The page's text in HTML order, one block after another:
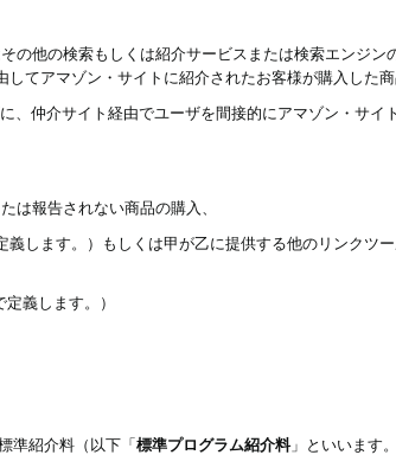
の他の検索もしくは紹介サービスまたは検索エンジン
てアマゾン・サイトに紹介されたお客様が購入した商
、仲介サイト経由でユーザを間接的にアマゾン・サイ
は報告されない商品の購入、
します。）もしくは甲が乙に提供する他のリンクツ
義します。）
準紹介料（以下「標準プログラム紹介料」といいます